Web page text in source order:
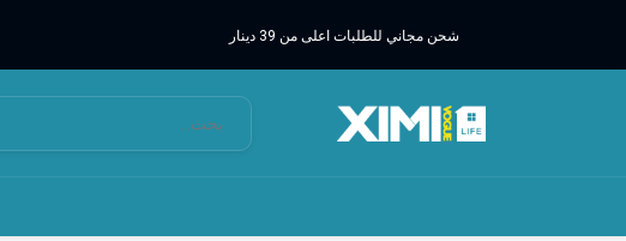
شحن مجاني للطلبات اعلى من 39 دينار